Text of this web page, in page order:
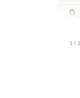
1 /